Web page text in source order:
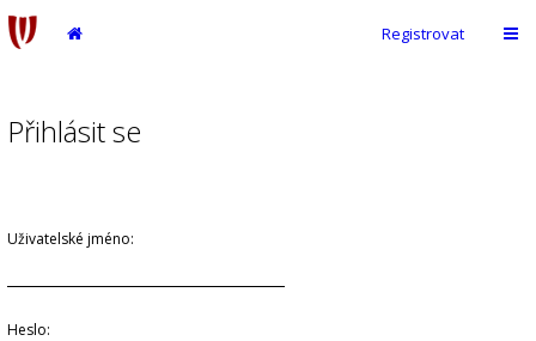
Registrovat
Přihlásit se
Uživatelské jméno:
Heslo: